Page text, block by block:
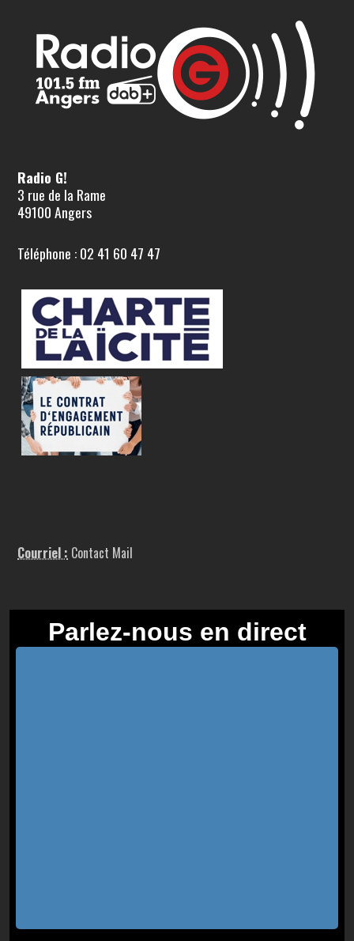
Radio G!
3 rue de la Rame
49100 Angers
Téléphone : 02 41 60 47 47
Courriel : Contact Mail